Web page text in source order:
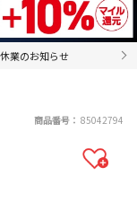
業のお知らせ
商品番号： 85042794